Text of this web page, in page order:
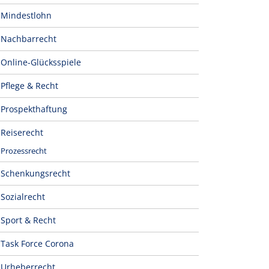
Mindestlohn
Nachbarrecht
Online-Glücksspiele
Pflege & Recht
Prospekthaftung
Reiserecht
Prozessrecht
Schenkungsrecht
Sozialrecht
Sport & Recht
Task Force Corona